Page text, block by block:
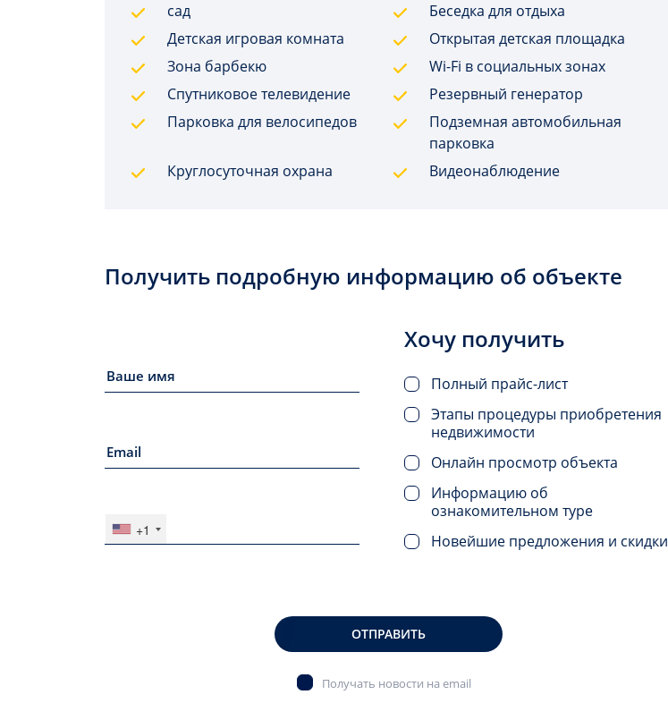
сад
Беседка для отдыха
Детская игровая комната
Открытая детская площадка
Зона барбекю
Wi-Fi в социальных зонах
Спутниковое телевидение
Резервный генератор
Парковка для велосипедов
Подземная автомобильная
парковка
Круглосуточная охрана
Видеонаблюдение
Получить подробную информацию об объекте
+1
Хочу получить
Полный прайс-лист
Этапы процедуры приобретения
недвижимости
Онлайн просмотр объекта
Информацию об
ознакомительном туре
Новейшие предложения и скидки
ОТПРАВИТЬ
Получать новости на email